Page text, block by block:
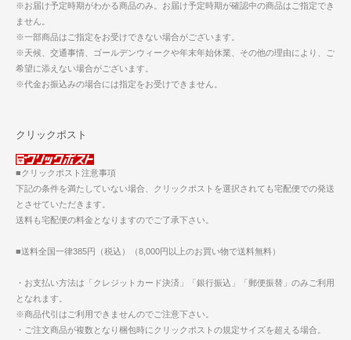
※お届け予定時期がわかる商品のみ。お届け予定時期が確認中の商品はご指定でき
ません。
※一部商品はご指定をお受けできない場合がございます。
※天候、交通事情、ゴールデンウィークや年末年始休業、その他の理由により、ご
希望に添えない場合がございます。
※代金お振込みの場合には指定をお受けできません。
クリックポスト
■クリックポスト注意事項
下記の条件を満たしていない場合、クリックポストを選択されても宅配便での発送
とさせていただきます。
送料も宅配便の料金となりますのでご了承下さい。
■送料全国一律385円（税込）（8,000円以上のお買い物で送料無料）
・お支払い方法は「クレジットカード決済」「銀行振込」「郵便振替」のみご利用
となれます。
※商品代引はご利用できませんのでご注意下さい。
・ご注文商品が複数となり梱包時にクリックポストの規定サイズを超える場合。